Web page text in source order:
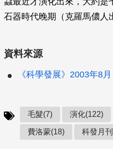
石器時代晚期（克羅馬儂人
資料來源
《科學發展》2003年8
毛髮(7) 演化(122)
費洛蒙(18) 科發月